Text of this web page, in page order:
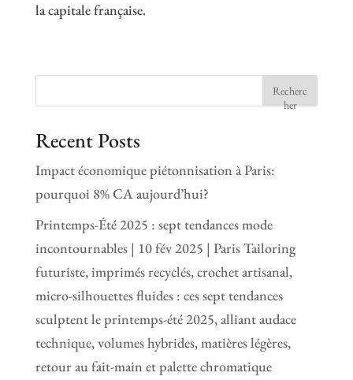
la capitale française.
Recherc
her
Recent Posts
Impact économique piétonnisation à Paris:
pourquoi 8% CA aujourd’hui?
Printemps-Été 2025 : sept tendances mode
incontournables | 10 fév 2025 | Paris Tailoring
futuriste, imprimés recyclés, crochet artisanal,
micro-silhouettes fluides : ces sept tendances
sculptent le printemps-été 2025, alliant audace
technique, volumes hybrides, matières légères,
retour au fait-main et palette chromatique